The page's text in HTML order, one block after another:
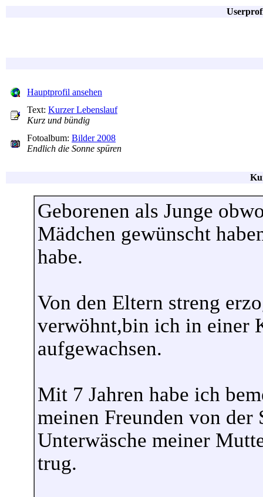
Hauptprofil ansehen
Text: Kurzer Lebenslauf
Kurz und bündig
Fotoalbum: Bilder 2008
Endlich die Sonne spüren
Geborenen als Junge
Mädchen gewünscht
habe.
Von den Eltern streng
verwöhnt,bin ich in einer
aufgewachsen.
Mit 7 Jahren habe ich
meinen Freunden von der
Unterwäsche meiner
trug.